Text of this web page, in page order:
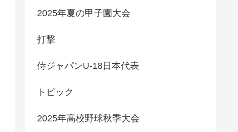
2025年夏の甲子園大会
打撃
侍ジャパンU-18日本代表
トピック
2025年高校野球秋季大会